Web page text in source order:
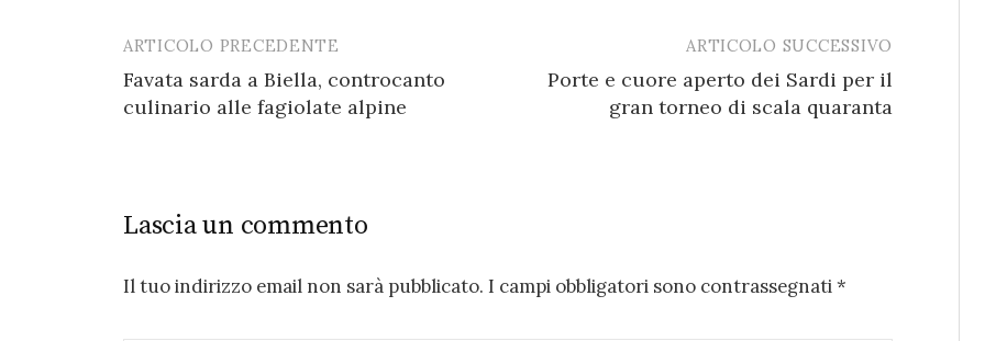
Post
navigation
ARTICOLO PRECEDENTE
Favata sarda a Biella, controcanto
culinario alle fagiolate alpine
ARTICOLO SUCCESSIVO
Porte e cuore aperto dei Sardi per il
gran torneo di scala quaranta
Lascia un commento
Il tuo indirizzo email non sarà pubblicato. I campi obbligatori sono contrassegnati*